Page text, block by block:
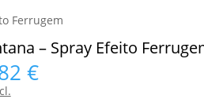
Ferrugem
– Spray Efeito
€